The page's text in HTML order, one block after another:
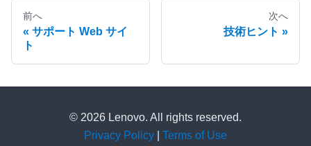
前へ
サポート Web サイ
ト
次へ
技術ヒント
© 2026 Lenovo. All rights reserved.
Privacy Policy
Terms of Use